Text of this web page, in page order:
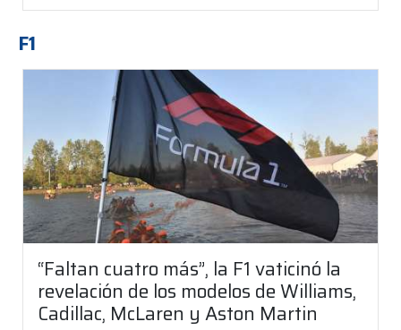
F1
“Faltan cuatro más”, la F1 vaticinó la
revelación de los modelos de Williams,
Cadillac, McLaren y Aston Martin